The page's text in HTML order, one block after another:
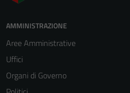
AMMINISTRAZIONE
Aree Amministrative
Uffici
Organi di Governo